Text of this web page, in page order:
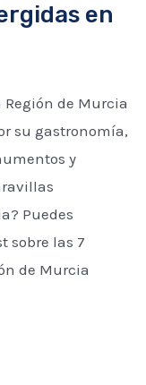
en
de Murcia
su gastronomía,
y
Puedes
sobre las 7
de Murcia